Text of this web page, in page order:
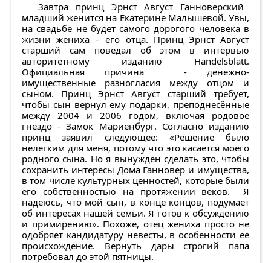
Завтра принц Эрнст Август Ганноверский
младший женится на Екатерине Малышевой. Увы,
на свадьбе не будет самого дорогого человека в
жизни жениха – его отца. Принц Эрнст Август
старший сам поведал об этом в интервью
авторитетному изданию Handelsblatt.
Официальная причина - денежно-
имущественные разногласия между отцом и
сыном. Принц Эрнст Август старший требует,
чтобы сын вернул ему подарки, преподнесённые
между 2004 и 2006 годом, включая родовое
гнездо - Замок Мариенбург. Согласно изданию
принц заявил следующее: «Решение было
нелегким для меня, потому что это касается моего
родного сына. Но я вынужден сделать это, чтобы
сохранить интересы Дома Ганновер и имущества,
в том числе культурных ценностей, которые были
его собственностью на протяжении веков. Я
надеюсь, что мой сын, в конце концов, подумает
об интересах нашей семьи. Я готов к обсуждению
и примирению». Похоже, отец жениха просто не
одобряет кандидатуру невесты, в особенности её
происхождение. Вернуть дары строгий папа
потребовал до этой пятницы.